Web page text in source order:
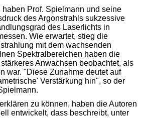
haben Prof. Spielmann und seine
des Argonstrahls sukzessive
des Laserlichts in
Wie erwartet, stieg die
mit dem wachsenden
Spektralbereichen haben die
Anwachsen beobachtet, als
war. "Diese Zunahme deutet auf
Verstärkung hin", so der
zu können, haben die Autoren
entwickelt, dass beschreibt, unter